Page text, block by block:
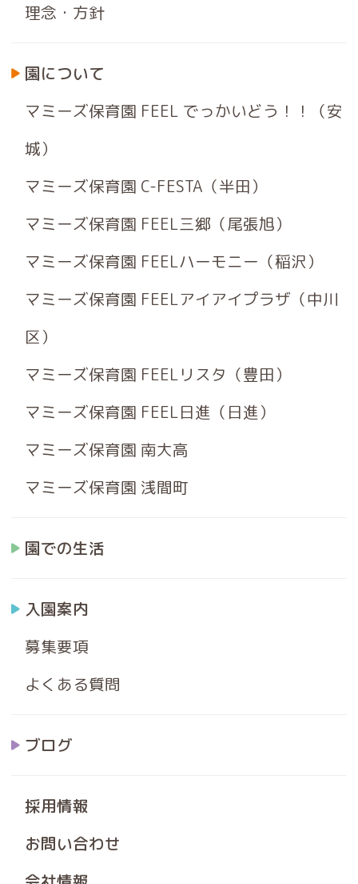
理念・方針
園について
マミーズ保育園 FEEL でっかいどう！！（安
城）
マミーズ保育園 C-FESTA（半田）
マミーズ保育園 FEEL三郷（尾張旭）
マミーズ保育園 FEELハーモニー（稲沢）
マミーズ保育園 FEELアイアイプラザ（中川
区）
マミーズ保育園 FEELリスタ（豊田）
マミーズ保育園 FEEL日進（日進）
マミーズ保育園 南大高
マミーズ保育園 浅間町
園での生活
入園案内
募集要項
よくある質問
ブログ
採用情報
お問い合わせ